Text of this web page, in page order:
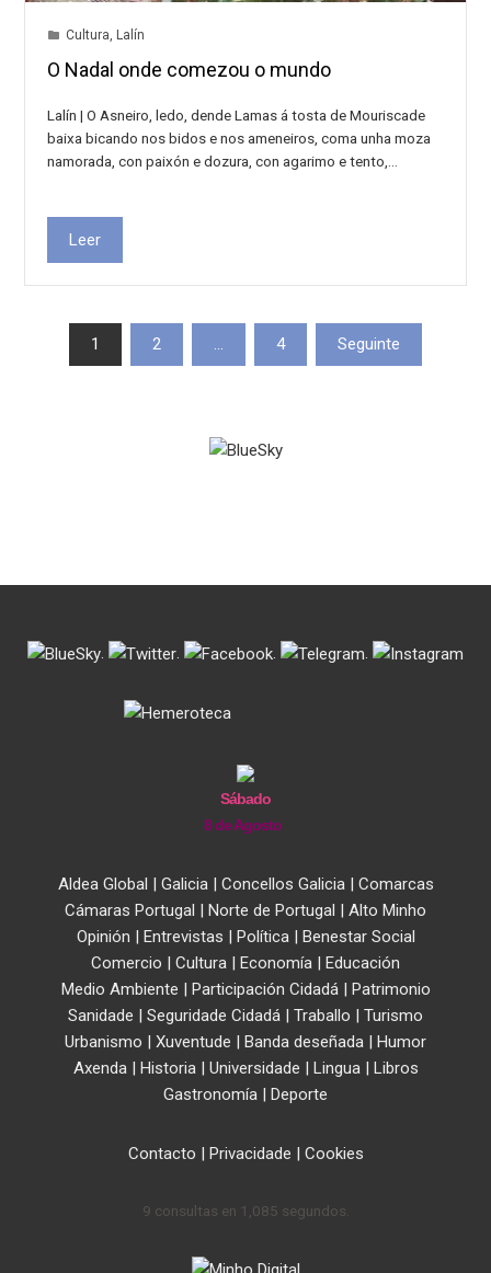
Cultura, Lalín
O Nadal onde comezou o mundo
Lalín | O Asneiro, ledo, dende Lamas á tosta de Mouriscade
baixa bicando nos bidos e nos ameneiros, coma unha moza
namorada, con paixón e dozura, con agarimo e tento,…
Leer
Paxinación
1 2 … 4 Seguinte
. . . .
Sábado
8 de Agosto
Aldea Global | Galicia| Concellos Galicia| Comarcas
Cámaras Portugal | Norte de Portugal | Alto Minho
Opinión | Entrevistas | Política| Benestar Social
Comercio | Cultura | Economía | Educación
Medio Ambiente | Participación Cidadá| Patrimonio
Sanidade | Seguridade Cidadá | Traballo | Turismo
Urbanismo | Xuventude | Banda deseñada | Humor
Axenda| Historia| Universidade | Lingua| Libros
Gastronomía | Deporte
Contacto | Privacidade | Cookies
9 consultas en 1,085 segundos.